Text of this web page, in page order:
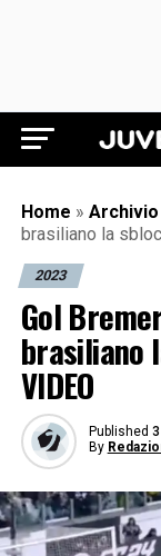
Home » Archivio
brasiliano la
2023
Gol
brasiliano
VIDEO
Published
By